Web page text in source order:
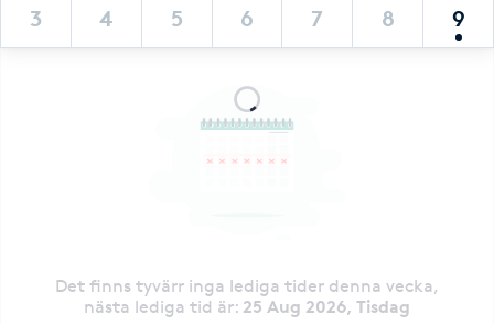
3 4 5 6 7 8 9
Det finns tyvärr inga lediga tider denna vecka,
nästa lediga tid är: 25 Aug 2026, Tisdag